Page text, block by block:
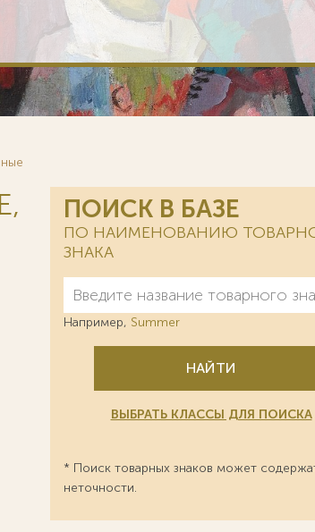
ПОИСК В БАЗЕ
ПО НАИМЕНОВАНИЮ
ЗНАКА
Например, Summer
НАЙТИ
ВЫБРАТЬ КЛАССЫ ДЛЯ ПОИСКА
* Поиск товарных знаков может
неточности.